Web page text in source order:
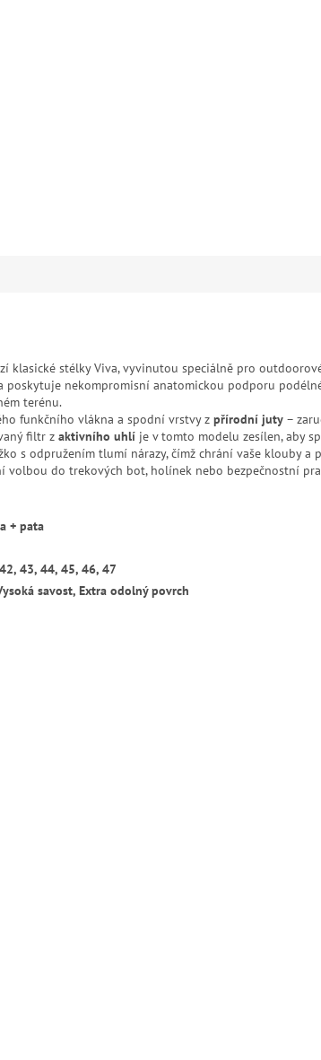
klasické stélky Viva, vyvinutou speciálně pro
poskytuje nekompromisní anatomickou podporu
terénu.
funkčního vlákna a spodní vrstvy z přírodní juty –
filtr z aktivního uhlí je v tomto modelu zesílen, aby
s odpružením tlumí nárazy, čímž chrání vaše klouby a
volbou do trekových bot, holínek nebo bezpečnostní
+ pata
43, 44, 45, 46, 47
savost, Extra odolný povrch